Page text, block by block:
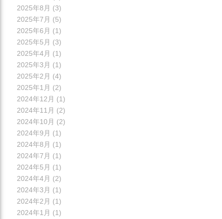
2025年8月 (3)
2025年7月 (5)
2025年6月 (1)
2025年5月 (3)
2025年4月 (1)
2025年3月 (1)
2025年2月 (4)
2025年1月 (2)
2024年12月 (1)
2024年11月 (2)
2024年10月 (2)
2024年9月 (1)
2024年8月 (1)
2024年7月 (1)
2024年5月 (1)
2024年4月 (2)
2024年3月 (1)
2024年2月 (1)
2024年1月 (1)